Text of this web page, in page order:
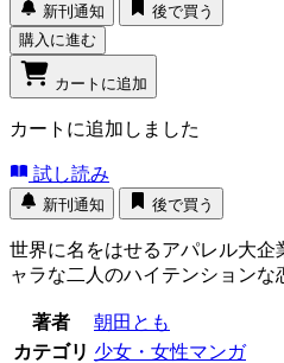
新刊通知
後で買う
購入に進む
カートに追加
カートに追加しました
試し読み
新刊通知 後で買う
世界に名をはせるアパレル大
ャラな二人のハイテンションな
著者
朝田とも
カテゴリ 少女・女性マンガ